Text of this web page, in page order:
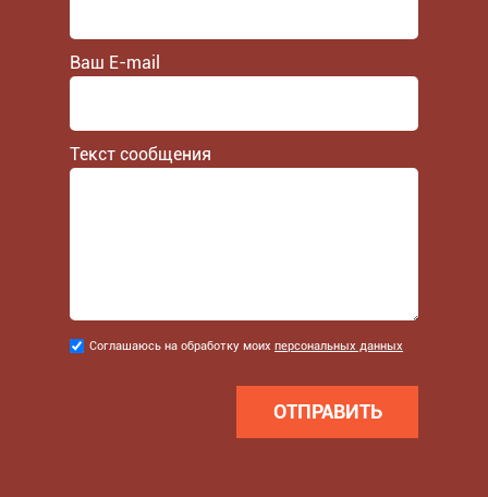
Ваш E-mail
Текст сообщения
Соглашаюсь
Соглашаюсь на обработку моих персональных данных